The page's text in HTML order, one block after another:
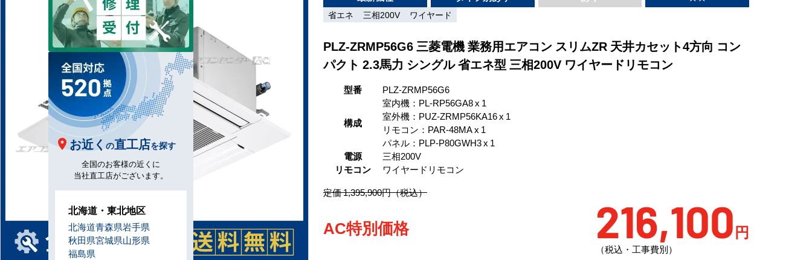
省エネ 三相200V ワイヤード
PLZ-ZRMP56G6 三菱電機 業務用エアコン スリムZR 天井カセット4方向 コン
パクト 2.3馬力 シングル 省エネ型 三相200V ワイヤードリモコン
型番 PLZ-ZRMP56G6
構成
室内機：PL-RP56GA8 x 1
室外機：PUZ-ZRMP56KA16 x 1
リモコン：PAR-48MA x 1
パネル：PLP-P80GWH3 x 1
電源
三相200V
リモコン
ワイヤードリモコン
定価 1,395,900円（税込）
AC特別価格 216,100円
（税込・工事費別）
お近く の直工店を探す
全国のお客様の近くに
当社直工店がございます。
北海道・東北地区
北海道青森県岩手県
秋田県宮城県山形県
福島県